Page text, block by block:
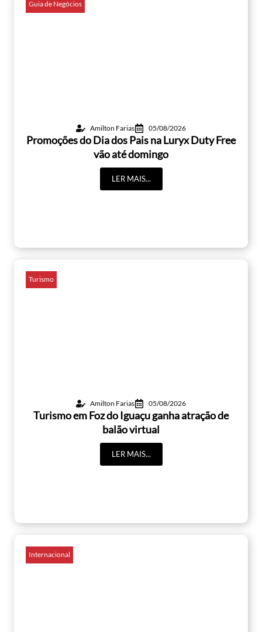
Guia de Negócios
Amilton Farias 05/08/2026
Promoções do Dia dos Pais na Luryx Duty Free
vão até domingo
LER MAIS...
Turismo
Amilton Farias 05/08/2026
Turismo em Foz do Iguaçu ganha atração de
balão virtual
LER MAIS...
Internacional